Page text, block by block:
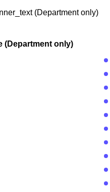
(Department only)
(Department only)